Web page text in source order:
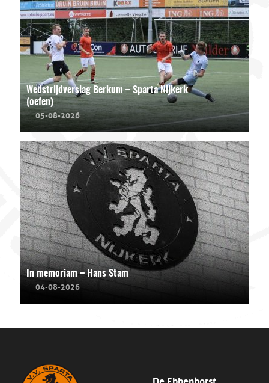
Wedstrijdverslag Berkum – Sparta Nijkerk
(oefen)
05-08-2026
In memoriam – Hans Stam
04-08-2026